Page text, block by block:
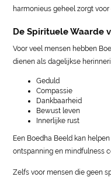
harmonieus geheel zorgt
De Spirituele Waarde
Voor veel mensen hebben
dienen als dagelijkse
Geduld
Compassie
Dankbaarheid
Bewust leven
Innerlijke rust
Een Boedha Beeld kan
ontspanning en mindfulness
Zelfs voor mensen die geen